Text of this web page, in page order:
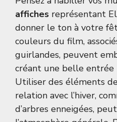
affiches représentant
donner le ton à votre
couleurs du film,
guirlandes, peuvent
créant une belle entrée
Utiliser des éléments
relation avec l’hiver,
d’arbres enneigées,